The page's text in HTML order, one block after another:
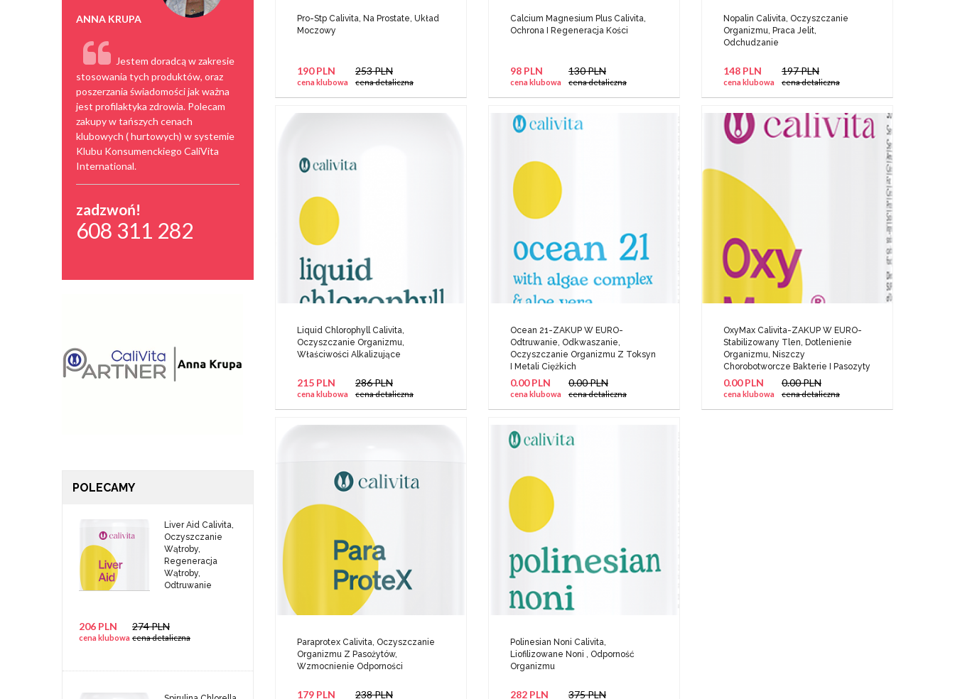
ANNA KRUPA
Jestem doradcą w zakresie
stosowania tych produktów, oraz
poszerzania świadomości jak ważna
jest profilaktyka zdrowia. Polecam
zakupy w tańszych cenach
klubowych ( hurtowych) w systemie
Klubu Konsumenckiego CaliVita
International.
zadzwoń!
608 311 282
POLECAMY
Liver Aid Calivita,
Oczyszczanie
Wątroby,
Regeneracja
Wątroby,
Odtruwanie
206 PLN
cena klubowa
274 PLN
cena detaliczna
Pro-Stp Calivita, Na Prostate, Układ
Moczowy
190 PLN
cena klubowa
253 PLN
cena detaliczna
Calcium Magnesium Plus Calivita,
Ochrona I Regeneracja Kości
98 PLN
cena klubowa
130 PLN
cena detaliczna
Nopalin Calivita, Oczyszczanie
Organizmu, Praca Jelit,
Odchudzanie
148 PLN
cena klubowa
197 PLN
cena detaliczna
Liquid Chlorophyll Calivita,
Oczyszczanie Organizmu,
Właściwości Alkalizujące
215 PLN
cena klubowa
286 PLN
cena detaliczna
Ocean 21-ZAKUP W EURO-
Odtruwanie, Odkwaszanie,
Oczyszczanie Organizmu Z Toksyn
I Metali Ciężkich
0.00 PLN
cena klubowa
0.00 PLN
cena detaliczna
OxyMax Calivita-ZAKUP W EURO-
Stabilizowany Tlen, Dotlenienie
Organizmu, Niszczy
Chorobotworcze Bakterie I Pasozyty
0.00 PLN
cena klubowa
0.00 PLN
cena detaliczna
Paraprotex Calivita, Oczyszczanie
Organizmu Z Pasożytów,
Wzmocnienie Odporności
179 PLN 238 PLN
Polinesian Noni Calivita,
Liofilizowane Noni , Odporność
Organizmu
282 PLN 375 PLN